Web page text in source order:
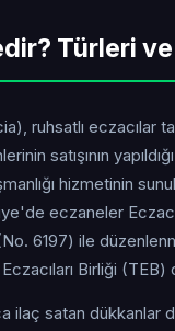
Türleri
ruhsatlı eczacılar
satışının
hizmetinin
eczaneler
6197) ile
Eczacıları Birliği
ilaç satan dükkanlar